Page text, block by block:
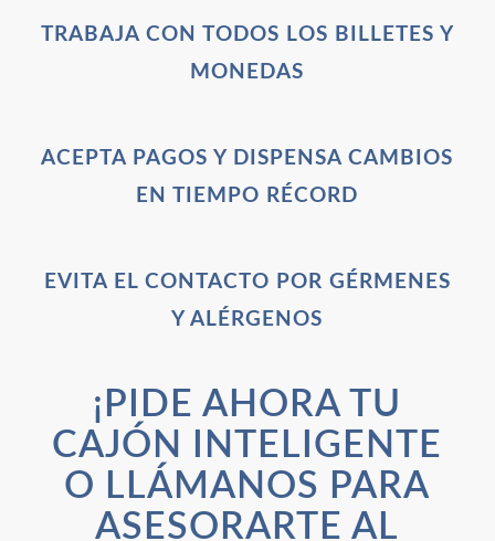
TRABAJA CON TODOS LOS BILLETES Y
MONEDAS
ACEPTA PAGOS Y DISPENSA CAMBIOS
EN TIEMPO RÉCORD
EVITA EL CONTACTO POR GÉRMENES
Y ALÉRGENOS
¡PIDE AHORA TU
CAJÓN INTELIGENTE
O LLÁMANOS PARA
ASESORARTE AL